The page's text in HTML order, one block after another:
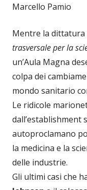
Marcello Pamio
Mentre la dittatura
trasversale per la
un’Aula Magna
colpa dei
mondo sanitario
Le ridicole
dall’establishment
autoproclamano
la medicina e la
delle industrie.
Gli ultimi casi che